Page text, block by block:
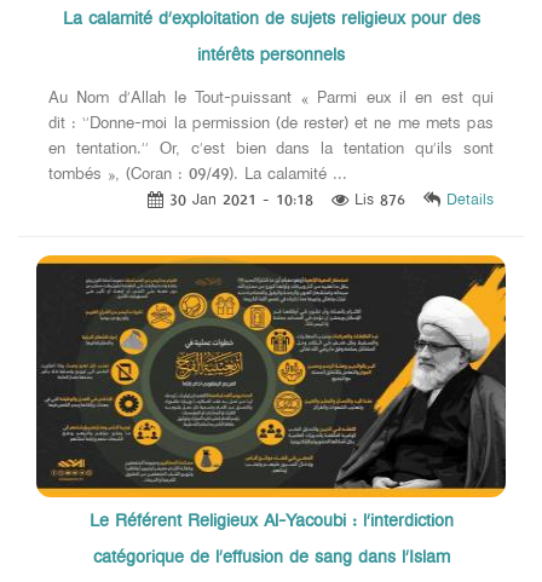
La calamité d’exploitation de sujets religieux pour des
intérêts personnels
Au Nom d’Allah le Tout-puissant « Parmi eux il en est qui
dit : ‘’Donne-moi la permission (de rester) et ne me mets pas
en tentation.’’ Or, c’est bien dans la tentation qu’ils sont
tombés », (Coran : 09/49). La calamité ...
30 Jan 2021 - 10:18 Lis 876 Details
Le Référent Religieux Al-Yacoubi : l’interdiction
catégorique de l’effusion de sang dans l’Islam